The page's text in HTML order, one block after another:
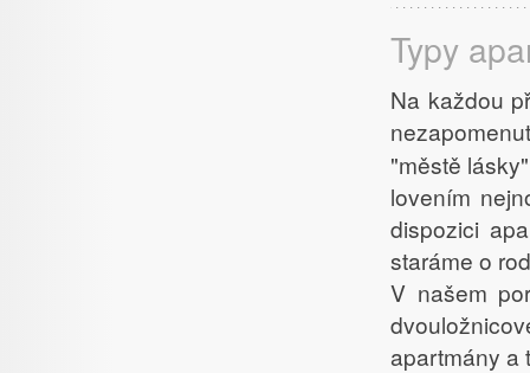
Typy
Na každou
"městě
lovením
dispozici
staráme o
V našem
apartmány a